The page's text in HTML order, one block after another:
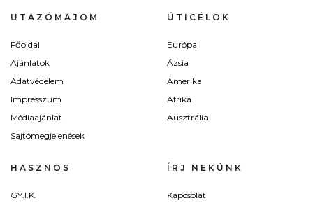
UTAZÓMAJOM
Főoldal
Ajánlatok
Adatvédelem
Impresszum
Médiaajánlat
Sajtómegjelenések
ÚTICÉLOK
Európa
Ázsia
Amerika
Afrika
Ausztrália
HASZNOS
GY.I.K.
ÍRJ NEKÜNK
Kapcsolat